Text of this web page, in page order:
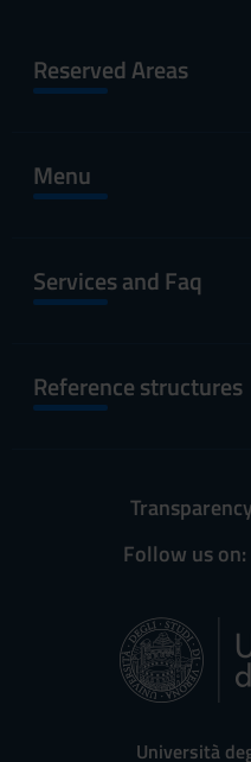
Reserved Areas
Menu
Services and Faq
Reference structures
Transparency
Follow us on:
Università